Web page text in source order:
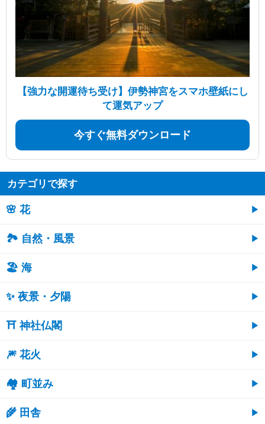
【強力な開運待ち受け】伊勢神宮をスマホ壁紙にし
て運気アップ
今すぐ無料ダウンロード
カテゴリで探す
🌸 花
🏞️ 自然・風景
🏖 海
✨ 夜景・夕陽
⛩ 神社仏閣
🎆 花火
🏘 町並み
🌾 田舎